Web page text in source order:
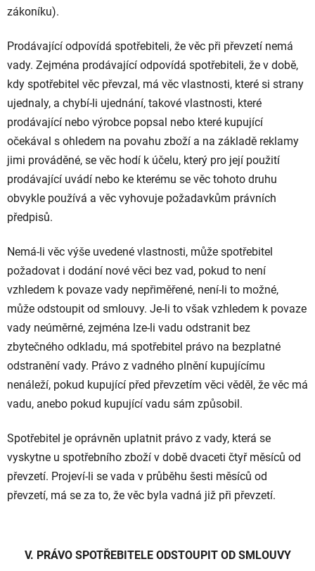
zákoníku).
Prodávající odpovídá spotřebiteli, že věc při převzetí nemá
vady. Zejména prodávající odpovídá spotřebiteli, že v době,
kdy spotřebitel věc převzal, má věc vlastnosti, které si strany
ujednaly, a chybí-li ujednání, takové vlastnosti, které
prodávající nebo výrobce popsal nebo které kupující
očekával s ohledem na povahu zboží a na základě reklamy
jimi prováděné, se věc hodí k účelu, který pro její použití
prodávající uvádí nebo ke kterému se věc tohoto druhu
obvykle používá a věc vyhovuje požadavkům právních
předpisů.
Nemá-li věc výše uvedené vlastnosti, může spotřebitel
požadovat i dodání nové věci bez vad, pokud to není
vzhledem k povaze vady nepřiměřené, není-li to možné,
může odstoupit od smlouvy. Je-li to však vzhledem k povaze
vady neúměrné, zejména lze-li vadu odstranit bez
zbytečného odkladu, má spotřebitel právo na bezplatné
odstranění vady. Právo z vadného plnění kupujícímu
nenáleží, pokud kupující před převzetím věci věděl, že věc má
vadu, anebo pokud kupující vadu sám způsobil.
Spotřebitel je oprávněn uplatnit právo z vady, která se
vyskytne u spotřebního zboží v době dvaceti čtyř měsíců od
převzetí. Projeví-li se vada v průběhu šesti měsíců od
převzetí, má se za to, že věc byla vadná již při převzetí.
V. PRÁVO SPOTŘEBITELE ODSTOUPIT OD SMLOUVY